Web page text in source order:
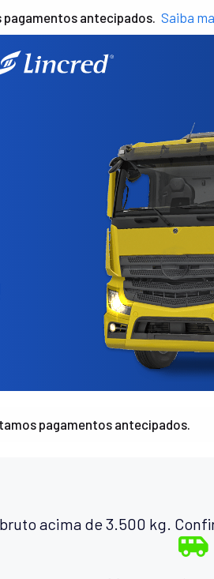
antecipados. Saiba
pagamentos antecipados.
acima de 3.500 kg.